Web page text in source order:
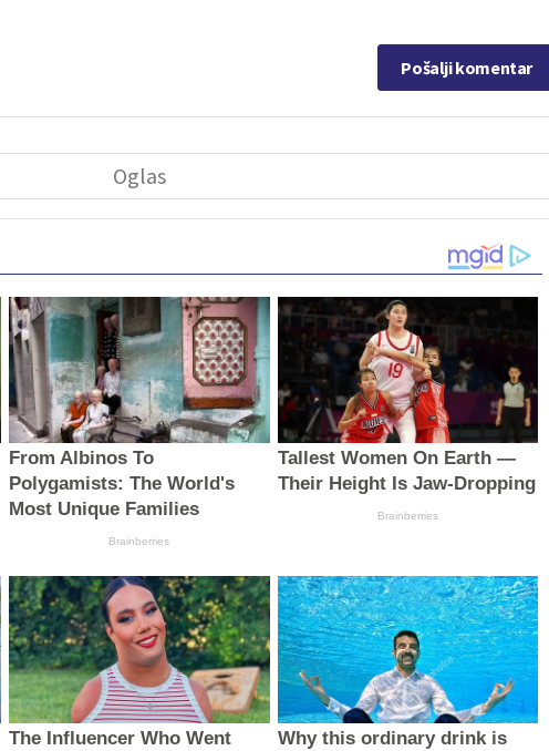
Pošalji komentar
From Albinos To
Polygamists: The World's
Most Unique Families
Brainberries
Tallest Women On Earth —
Their Height Is Jaw-Dropping
Brainberries
The Influencer Who Went
Why this ordinary drink is